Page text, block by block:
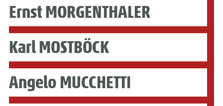
Ernst MORGENTHALER
Karl MOSTBÖCK
Angelo MUCCHETTI